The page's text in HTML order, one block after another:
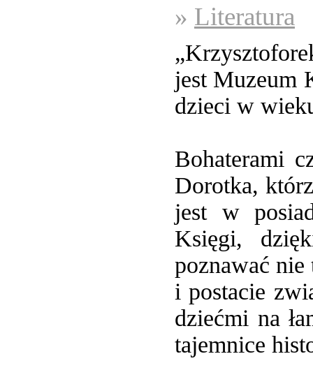
» Literatura
jest Muzeum
dzieci w
Bohaterami
Dorotka,
jest w
Księgi,
poznawać
i postacie
dziećmi na
tajemnice